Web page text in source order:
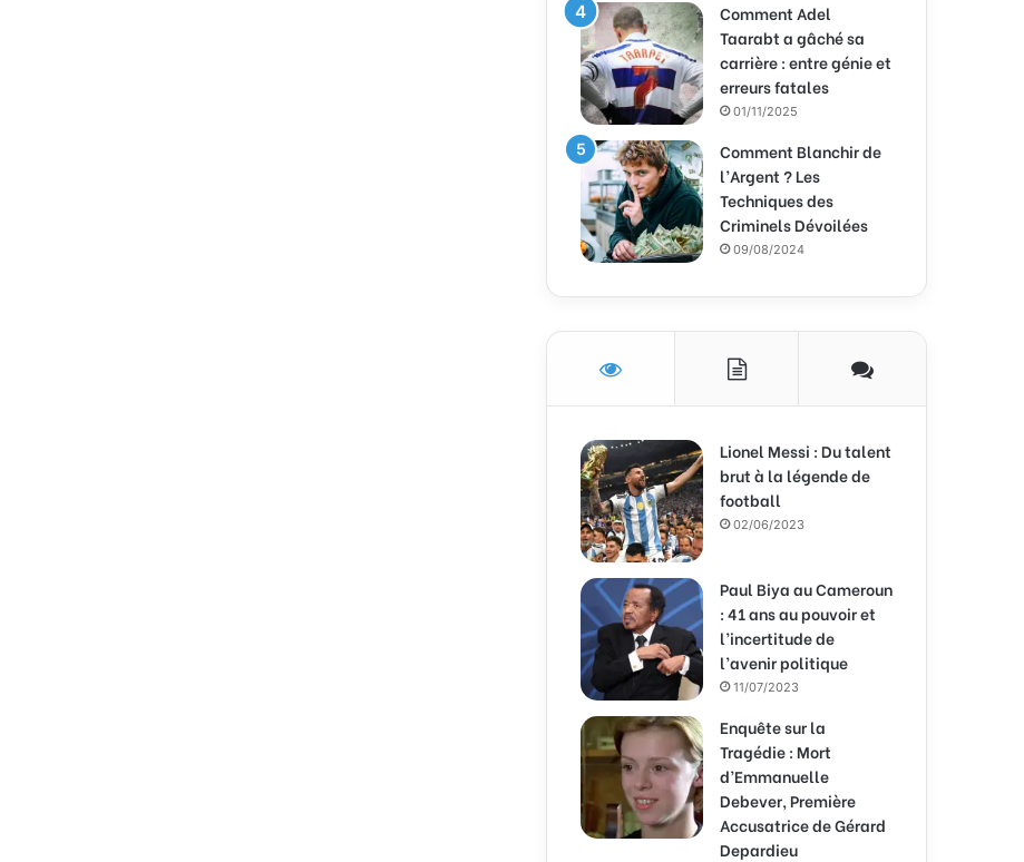
Comment Adel
Taarabt a gâché sa
carrière : entre génie et
erreurs fatales
01/11/2025
Comment Blanchir de
l’Argent ? Les
Techniques des
Criminels Dévoilées
09/08/2024
Lionel Messi : Du talent
brut à la légende de
football
02/06/2023
Paul Biya au Cameroun
: 41 ans au pouvoir et
l’incertitude de
l’avenir politique
11/07/2023
Enquête sur la
Tragédie : Mort
d’Emmanuelle
Debever, Première
Accusatrice de Gérard
Depardieu